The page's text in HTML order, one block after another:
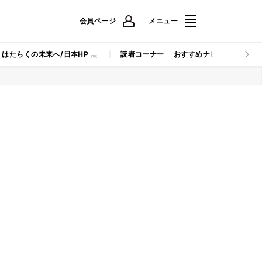
会員ページ メニュー
はたらくの未来へ/日本HP 読者コーナー おすすめナビ マイナビ